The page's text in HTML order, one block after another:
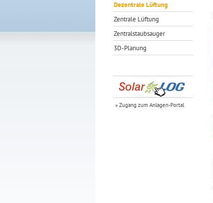
Dezentrale Lüftung
Zentrale Lüftung
Zentralstaubsauger
3D-Planung
» Zugang zum Anlagen-Portal